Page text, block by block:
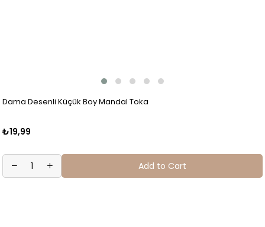
Dama Desenli Küçük Boy Mandal Toka
₺19,99
Add to Cart